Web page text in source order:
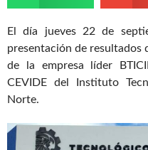
El día jueves 22 de
presentación de resultados
de la empresa líder
CEVIDE del Instituto
Norte.